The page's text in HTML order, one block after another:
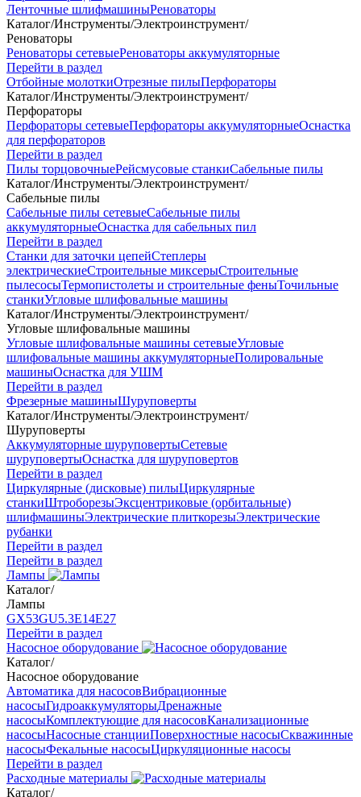
Ленточные шлифмашиныРеноваторы
Каталог/Инструменты/Электроинструмент/
Реноваторы
Реноваторы сетевыеРеноваторы аккумуляторные
Перейти в раздел
Отбойные молоткиОтрезные пилыПерфораторы
Каталог/Инструменты/Электроинструмент/
Перфораторы
Перфораторы сетевыеПерфораторы аккумуляторныеОснастка
для перфораторов
Перейти в раздел
Пилы торцовочныеРейсмусовые станкиСабельные пилы
Каталог/Инструменты/Электроинструмент/
Сабельные пилы
Сабельные пилы сетевыеСабельные пилы
аккумуляторныеОснастка для сабельных пил
Перейти в раздел
Станки для заточки цепейСтеплеры
электрическиеСтроительные миксерыСтроительные
пылесосыТермопистолеты и строительные феныТочильные
станкиУгловые шлифовальные машины
Каталог/Инструменты/Электроинструмент/
Угловые шлифовальные машины
Угловые шлифовальные машины сетевыеУгловые
шлифовальные машины аккумуляторныеПолировальные
машиныОснастка для УШМ
Перейти в раздел
Фрезерные машиныШуруповерты
Каталог/Инструменты/Электроинструмент/
Шуруповерты
Аккумуляторные шуруповертыСетевые
шуруповертыОснастка для шуруповертов
Перейти в раздел
Циркулярные (дисковые) пилыЦиркулярные
станкиШтроборезыЭксцентриковые (орбитальные)
шлифмашиныЭлектрические плиткорезыЭлектрические
рубанки
Перейти в раздел
Перейти в раздел
Лампы
Каталог/
Лампы
GX53GU5.3Е14Е27
Перейти в раздел
Насосное оборудование
Каталог/
Насосное оборудование
Автоматика для насосовВибрационные
насосыГидроаккумуляторыДренажные
насосыКомплектующие для насосовКанализационные
насосыНасосные станцииПоверхностные насосыСкважинные
насосыФекальные насосыЦиркуляционные насосы
Перейти в раздел
Расходные материалы
Каталог/